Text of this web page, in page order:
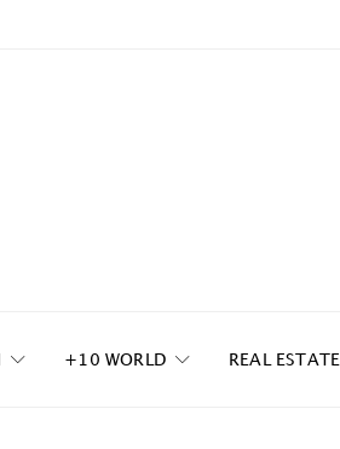
+10 WORLD REAL ESTATE